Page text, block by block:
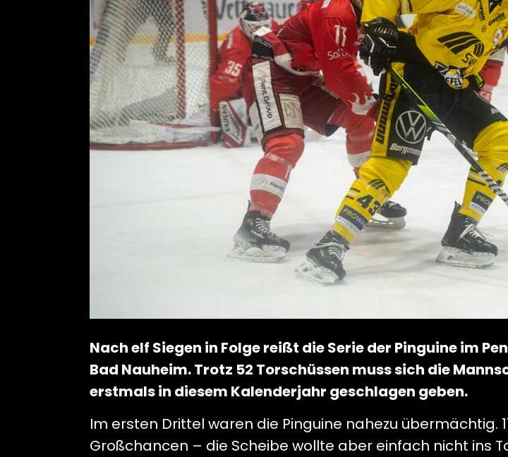
Nach elf Siegen in Folge reißt die Serie der Pinguine im
Bad Nauheim. Trotz 52 Torschüssen muss sich die
erstmals in diesem Kalenderjahr geschlagen geben.
Im ersten Drittel waren die Pinguine nahezu übermächtig.
Großchancen – die Scheibe wollte aber einfach nicht ins